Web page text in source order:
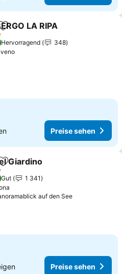
Zu Favoriten hinzufügen
LA RIPA
Hervorragend
348
Preise sehen
Zu Favoriten hinzufügen
Giardino
Gut
1 341
auf den See
Preise sehen